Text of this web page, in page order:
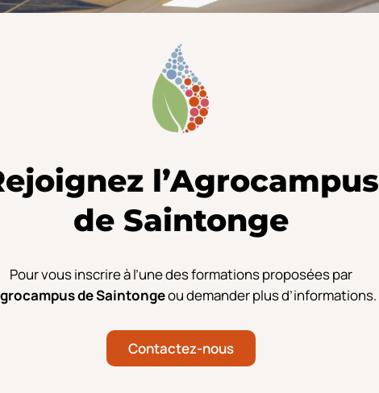
l’Agrocampus
de Saintonge
Pour vous inscrire à l’une des formations proposées par
de Saintongeou demander plus d’informations.
Contactez-nous